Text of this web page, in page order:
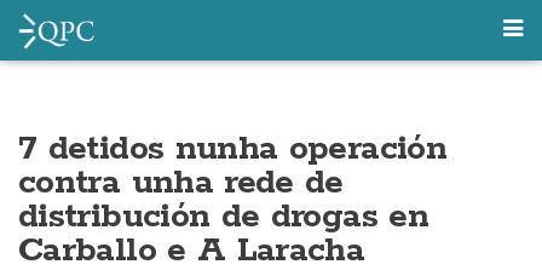
7 detidos nunha operación
contra unha rede de
distribución de drogas en
Carballo e A Laracha